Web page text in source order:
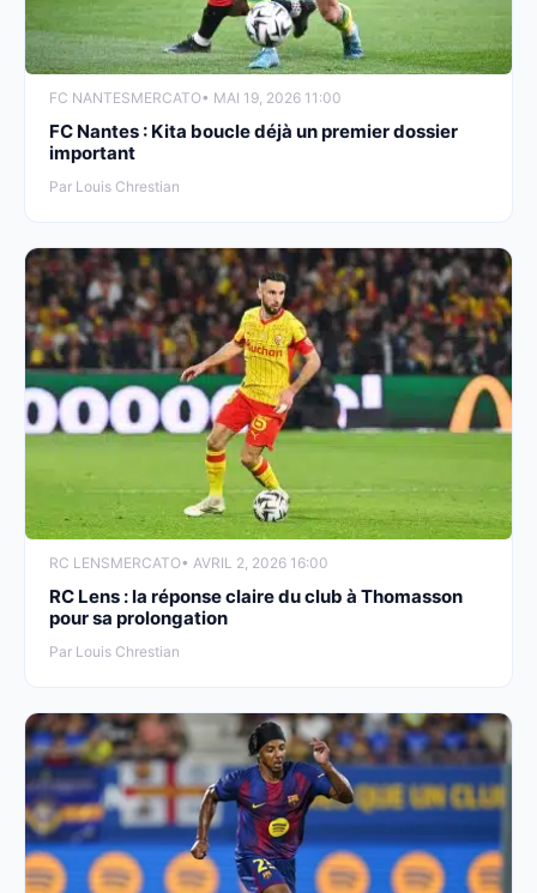
FC NANTESMERCATO• MAI 19, 2026 11:00
FC Nantes : Kita boucle déjà un premier dossier
important
Par Louis Chrestian
RC LENSMERCATO• AVRIL 2, 2026 16:00
RC Lens : la réponse claire du club à Thomasson
pour sa prolongation
Par Louis Chrestian